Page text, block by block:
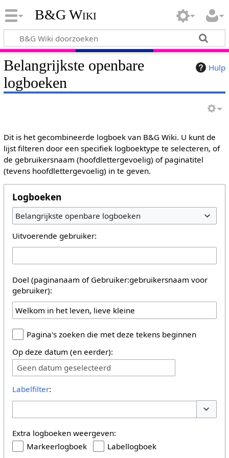
B&G Wiki
Hulp
Belangrijkste openbare
logboeken
Dit is het gecombineerde logboek van B&G Wiki. U kunt de
lijst filteren door een specifiek logboektype te selecteren, of
de gebruikersnaam (hoofdlettergevoelig) of paginatitel
(tevens hoofdlettergevoelig) in te geven.
Logboeken
Belangrijkste openbare logboeken
Uitvoerende gebruiker:
Doel (paginanaam of Gebruiker:gebruikersnaam voor
gebruiker):
Pagina's zoeken die met deze tekens beginnen
Op deze datum (en eerder):
Geen datum geselecteerd
Labelfilter:
Extra logboeken weergeven:
Markeerlogboek
Labellogboek